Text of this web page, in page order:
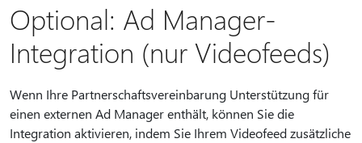
Optional: Ad Manager-
Integration (nur Videofeeds)
Wenn Ihre Partnerschaftsvereinbarung Unterstützung für
einen externen Ad Manager enthält, können Sie die
Integration aktivieren, indem Sie Ihrem Videofeed zusätzliche